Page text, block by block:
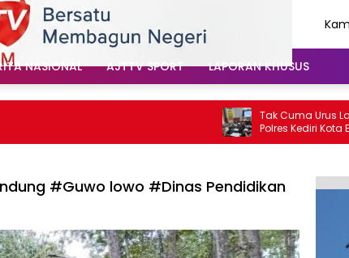
NASIONAL AJTTV SPORT LAPORAN KHUSUS
Tak Cuma Urus Lalu
Polres Kediri Kota
Soal Hoaks Hingga
#Guwo lowo #Dinas Pendidikan